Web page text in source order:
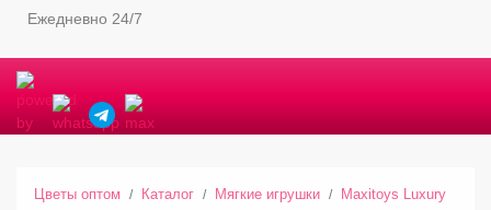
Ежедневно 24/7
Цветы оптом Каталог Мягкие игрушки
Maxitoys Luxury